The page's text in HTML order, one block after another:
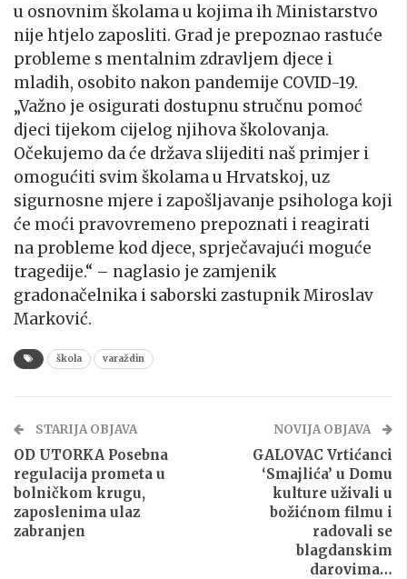
u osnovnim školama u kojima ih Ministarstvo
nije htjelo zaposliti. Grad je prepoznao rastuće
probleme s mentalnim zdravljem djece i
mladih, osobito nakon pandemije COVID-19.
„Važno je osigurati dostupnu stručnu pomoć
djeci tijekom cijelog njihova školovanja.
Očekujemo da će država slijediti naš primjer i
omogućiti svim školama u Hrvatskoj, uz
sigurnosne mjere i zapošljavanje psihologa koji
će moći pravovremeno prepoznati i reagirati
na probleme kod djece, sprječavajući moguće
tragedije.“ – naglasio je zamjenik
gradonačelnika i saborski zastupnik Miroslav
Marković.
škola varaždin
STARIJA OBJAVA
OD UTORKA Posebna
regulacija prometa u
bolničkom krugu,
zaposlenima ulaz
zabranjen
NOVIJA OBJAVA
GALOVAC Vrtićanci
‘Smajlića’ u Domu
kulture uživali u
božićnom filmu i
radovali se
blagdanskim
darovima…